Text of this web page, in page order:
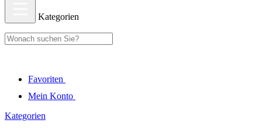
Kategorien
Favoriten
Mein Konto
Kategorien